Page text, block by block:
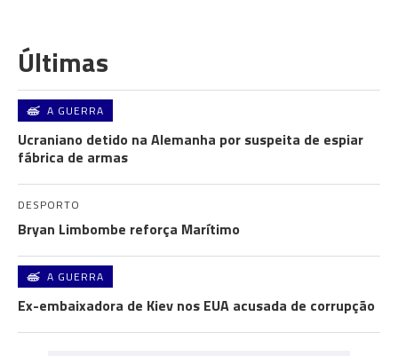
Últimas
A GUERRA
Ucraniano detido na Alemanha por suspeita de espiar
fábrica de armas
DESPORTO
Bryan Limbombe reforça Marítimo
A GUERRA
Ex-embaixadora de Kiev nos EUA acusada de corrupção